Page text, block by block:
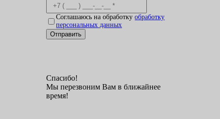
Соглашаюсь на обработкуобработку
персональных данных
Отправить
Спасибо!
Мы перезвоним Вам в ближайнее
время!